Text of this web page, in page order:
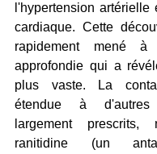
l'hypertension artérielle
cardiaque. Cette
rapidement mené à
approfondie qui a
plus vaste. La
étendue à d'autres
largement prescrits,
ranitidine (un